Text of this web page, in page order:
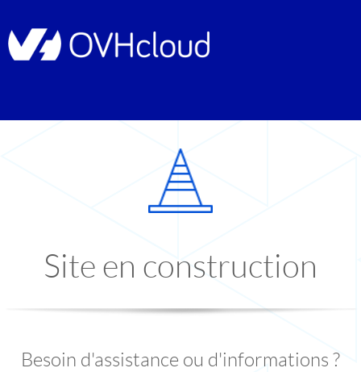
Site en construction
Besoin d'assistance ou d'informations ?